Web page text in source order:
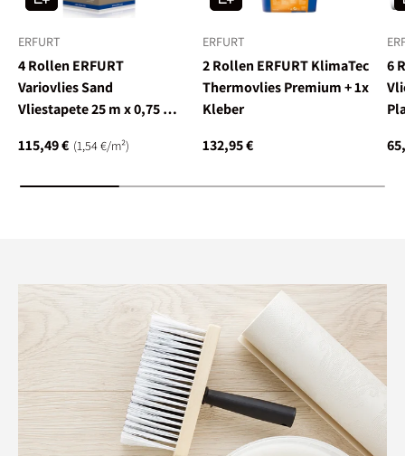
ERFURT
4 Rollen ERFURT
Variovlies Sand
Vliestapete 25 m x 0,75 m,
115,49 € Grundpreis
1,54 €/m²
ERFURT
2 Rollen ERFURT KlimaTec
Thermovlies Premium + 1x
Kleber
132,95 €
6